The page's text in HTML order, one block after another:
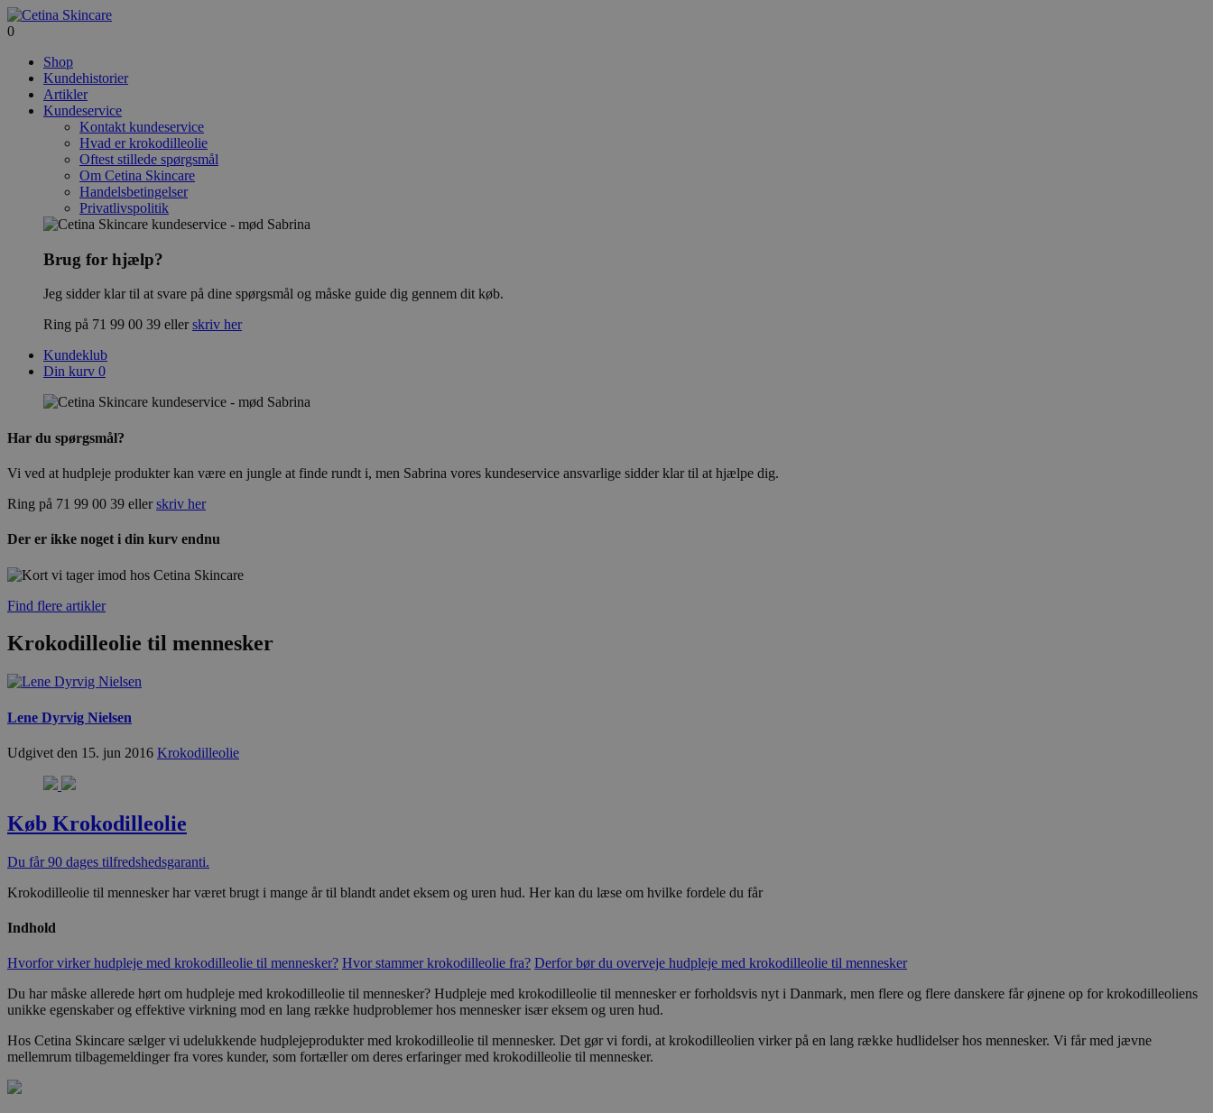
0
Shop
Kundehistorier
Artikler
Kundeservice
Kontakt kundeservice
Hvad er krokodilleolie
Oftest stillede spørgsmål
Om Cetina Skincare
Handelsbetingelser
Privatlivspolitik
Brug for hjælp?
Jeg sidder klar til at svare på dine spørgsmål og måske guide dig gennem dit køb.
Ring på 71 99 00 39 ellerskriv her
Kundeklub
Din kurv 0
Har du spørgsmål?
Vi ved at hudpleje produkter kan være en jungle at finde rundt i, men Sabrina vores kundeservice ansvarlige sidder klar til at hjælpe dig.
Ring på 71 99 00 39 ellerskriv her
Der er ikke noget i din kurv endnu
Find flere artikler
Krokodilleolie til mennesker
Lene Dyrvig Nielsen
Udgivet den 15. jun 2016 Krokodilleolie
Køb Krokodilleolie
Du får 90 dages tilfredshedsgaranti.
Krokodilleolie til mennesker har været brugt i mange år til blandt andet eksem og uren hud. Her kan du læse om hvilke fordele du får
Indhold
Hvorfor virker hudpleje med krokodilleolie til mennesker? Hvor stammer krokodilleolie fra? Derfor bør du overveje hudpleje med krokodilleolie til mennesker
Du har måske allerede hørt om hudpleje med krokodilleolie til mennesker? Hudpleje med krokodilleolie til mennesker er forholdsvis nyt i Danmark, men flere og flere danskere får øjnene op for krokodilleoliens
unikke egenskaber og effektive virkning mod en lang række hudproblemer hos mennesker især eksem og uren hud.
Hos Cetina Skincare sælger vi udelukkende hudplejeprodukter med krokodilleolie til mennesker. Det gør vi fordi, at krokodilleolien virker på en lang række hudlidelser hos mennesker. Vi får med jævne
mellemrum tilbagemeldinger fra vores kunder, som fortæller om deres erfaringer med krokodilleolie til mennesker.